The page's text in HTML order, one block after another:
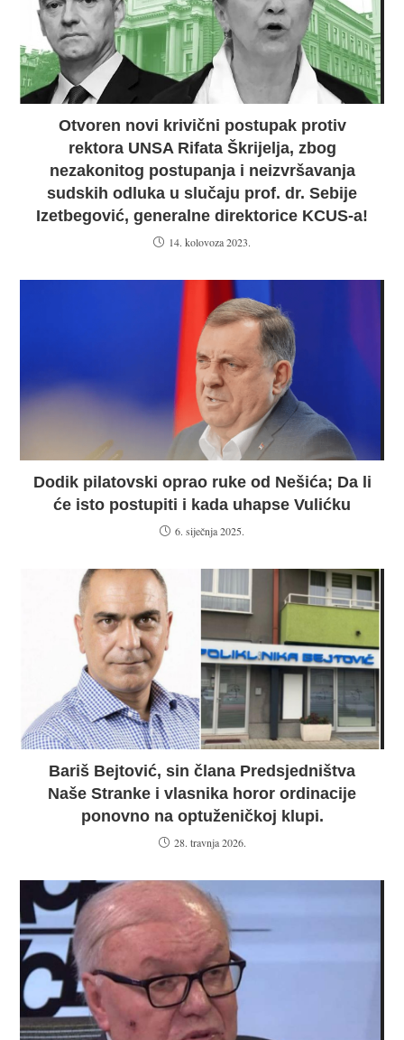
Otvoren novi krivični postupak protiv
rektora UNSA Rifata Škrijelja, zbog
nezakonitog postupanja i neizvršavanja
sudskih odluka u slučaju prof. dr. Sebije
Izetbegović, generalne direktorice KCUS-a!
14. kolovoza 2023.
Dodik pilatovski oprao ruke od Nešića; Da li
će isto postupiti i kada uhapse Vulićku
6. siječnja 2025.
Bariš Bejtović, sin člana Predsjedništva
Naše Stranke i vlasnika horor ordinacije
ponovno na optuženičkoj klupi.
28. travnja 2026.